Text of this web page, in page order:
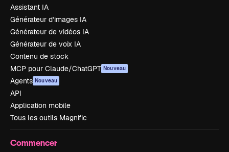
Assistant IA
Générateur d’images IA
Générateur de vidéos IA
Générateur de voix IA
Contenu de stock
MCP pour Claude/ChatGPT Nouveau
Agents Nouveau
API
Application mobile
Tous les outils Magnific
Commencer